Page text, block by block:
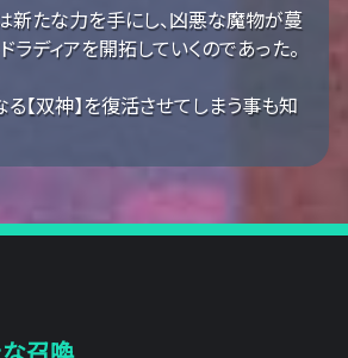
新たな力を手にし、凶悪な魔物が蔓
ディアを開拓していくのであった。
【双神】を復活させてしまう事も知